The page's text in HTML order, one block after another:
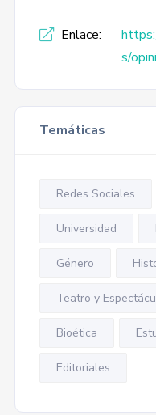
Enlace:
s/
Temáticas
Redes Sociales
Universidad
Género
Teatro y
Bioética
Editoriales